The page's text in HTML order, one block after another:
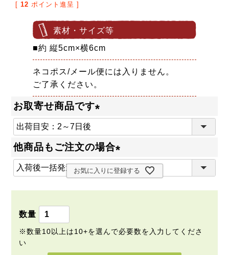
[ 12 ポイント進呈 ]
素材・サイズ等
■約 縦5cm×横6cm
ネコポス/メール便には入りません。
ご了承ください。
お取寄せ商品です
必
須
)
他商品もご注文の場合
(
お気に入りに登録する